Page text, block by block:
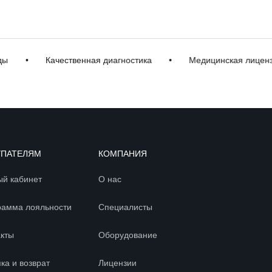
Качественная диагностика Медицинская лицензия
кабинет
лояльности
и возврат
КОМПАНИЯ
О нас
Специалисты
Оборудование
Лицензии